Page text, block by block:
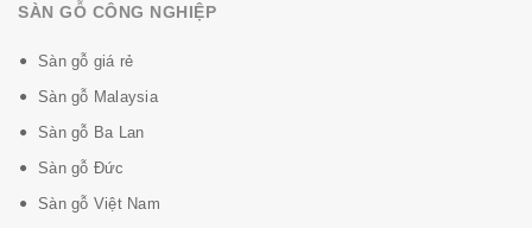
SÀN GỖ CÔNG NGHIỆP
Sàn gỗ giá rẻ
Sàn gỗ Malaysia
Sàn gỗ Ba Lan
Sàn gỗ Đức
Sàn gỗ Việt Nam